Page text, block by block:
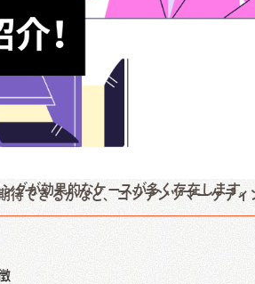
グが効果的なケースが多く存在します。
できるかなど、コンテンツマーケティ